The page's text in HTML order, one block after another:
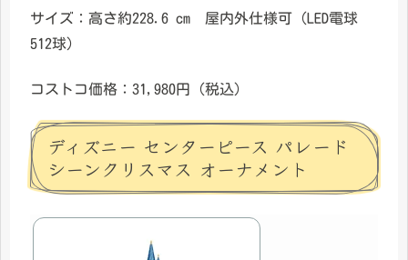
サイズ：高さ約228.6 cm 屋内外仕様可（LED電球
512球）
コストコ価格：31,980円（税込）
ディズニー センターピース パレード
シーンクリスマス オーナメント